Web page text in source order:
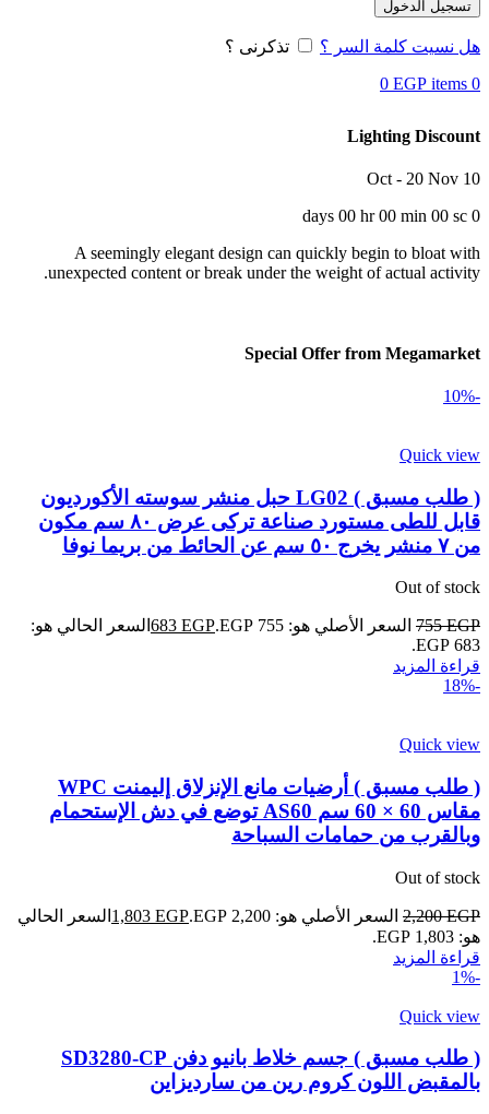
تسجيل الدخول
هل نسيت كلمة السر ؟
تذكرنى ؟
0
items
0 EGP
Lighting Discount
10 Oct - 20 Nov
0
days 00 hr00 min 00 sc
A seemingly elegant design can quickly begin to bloat with
unexpected content or break under the weight of actual activity.
Special Offer from Megamarket
-10%
Quick view
( طلب مسبق ) LG02 حبل منشر سوسته الأكورديون
قابل للطى مستورد صناعة تركى عرض ٨٠ سم مكون
من ٧ منشر يخرج ٥٠ سم عن الحائط من بريما نوفا
Out of stock
755EGP السعر الأصلي هو: 755 EGP. 683 EGP
السعر الحالي هو:
683 EGP.
قراءة المزيد
-18%
Quick view
( طلب مسبق ) أرضيات مانع الإنزلاق إليمنت WPC
مقاس 60 × 60 سم AS60 توضع في دش الإستحمام
وبالقرب من حمامات السباحة
Out of stock
2,200EGP السعر الأصلي هو: 2,200 EGP. 1,803 EGP
السعر الحالي
هو: 1,803 EGP.
قراءة المزيد
-1%
Quick view
( طلب مسبق ) جسم خلاط بانيو دفن SD3280-CP
بالمقبض اللون كروم رين من سارديزاين